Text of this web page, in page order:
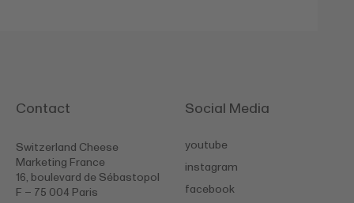
Contact
Switzerland Cheese
Marketing France
16, boulevard de Sébastopol
F – 75 004 Paris
Social Media
youtube
instagram
facebook